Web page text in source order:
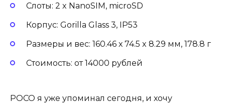
Слоты: 2 x NanoSIM, microSD
Корпус: Gorilla Glass 3, IP53
Размеры и вес: 160.46 х 74.5 x 8.29 мм, 178.8 г
Стоимость: от 14000 рублей
POCO я уже упоминал сегодня, и хочу